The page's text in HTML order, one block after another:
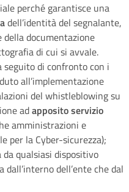
perché garantisce una
dell’identità del segnalante,
documentazione
di cui si avvale.
di confronto con i
all’implementazione
del whistleblowing su
adapposito servizio
amministrazioni e
per la Cyber-sicurezza);
qualsiasi dispositivo
dell’ente che dal